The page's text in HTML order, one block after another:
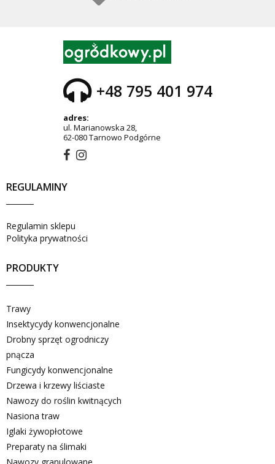
+48 795 401 974
adres:
ul. Marianowska 28,
62-080 Tarnowo Podgórne
REGULAMINY
Regulamin sklepu
Polityka prywatności
PRODUKTY
Trawy
Insektycydy konwencjonalne
Drobny sprzęt ogrodniczy
pnącza
Fungicydy konwencjonalne
Drzewa i krzewy liściaste
Nawozy do roślin kwitnących
Nasiona traw
Iglaki żywopłotowe
Preparaty na ślimaki
Nawozy granulowane